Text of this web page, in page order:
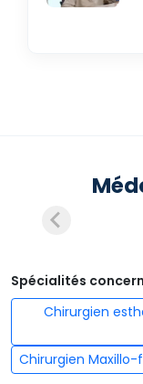
Spécialités
Chirurgien
Chirurgien Maxillo-